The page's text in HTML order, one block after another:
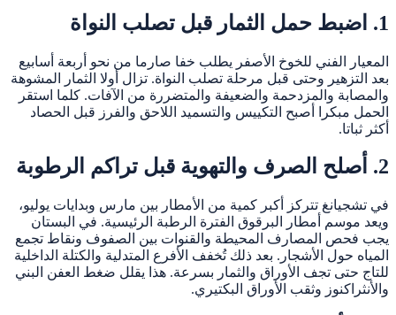
1. اضبط حمل الثمار قبل تصلب النواة
المعيار الفني للخوخ الأصفر يطلب خفا صارما من نحو أربعة أسابيع
بعد التزهير وحتى قبل مرحلة تصلب النواة. تزال أولا الثمار المشوهة
والمصابة والمزدحمة والضعيفة والمتضررة من الآفات. كلما استقر
الحمل مبكرا أصبح التكييس والتسميد اللاحق والفرز قبل الحصاد
أكثر ثباتا.
2. أصلح الصرف والتهوية قبل تراكم الرطوبة
في تشجيانغ تتركز أكبر كمية من الأمطار بين مارس وبدايات يوليو،
ويعد موسم أمطار البرقوق الفترة الرطبة الرئيسية. في البستان
يجب فحص المصارف المحيطة والقنوات بين الصفوف ونقاط تجمع
المياه حول الأشجار. بعد ذلك تُخفف الأفرع المتدلية والكتلة الداخلية
للتاج حتى تجف الأوراق والثمار بسرعة. هذا يقلل ضغط العفن البني
والأنثراكنوز وثقب الأوراق البكتيري.